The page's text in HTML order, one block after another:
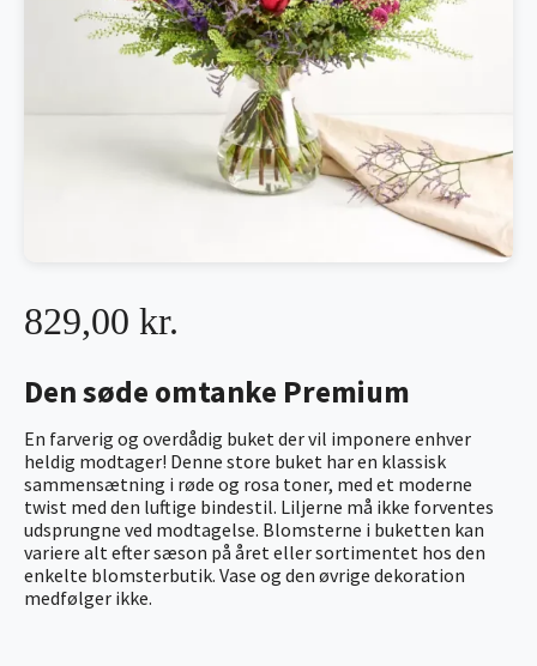
Den søde omtanke Premium
En farverig og overdådig buket der vil imponere enhver
heldig modtager! Denne store buket har en klassisk
sammensætning i røde og rosa toner, med et moderne
twist med den luftige bindestil. Liljerne må ikke forventes
udsprungne ved modtagelse. Blomsterne i buketten kan
variere alt efter sæson på året eller sortimentet hos den
enkelte blomsterbutik. Vase og den øvrige dekoration
medfølger ikke.
829,00 kr.